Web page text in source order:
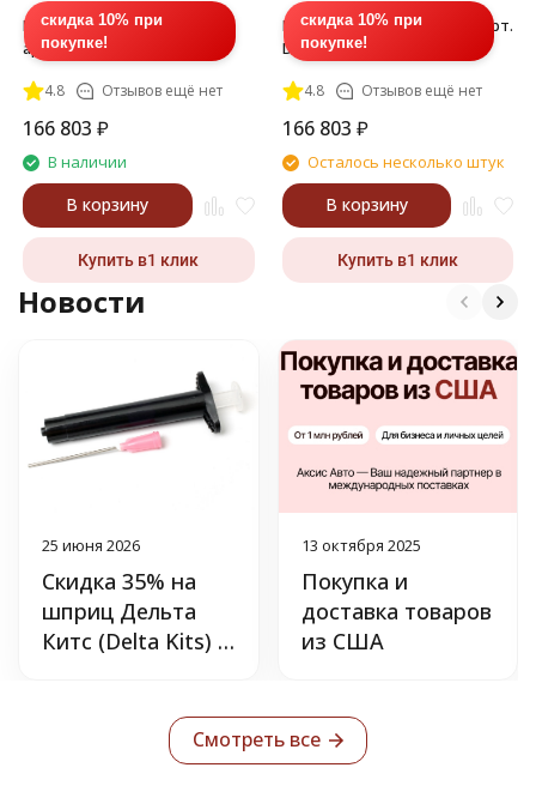
скидка 10% при
покупке!
Полимер ДМ (DM), 217, 1 л,
арт. DM-020L-217
4.8 Отзывов ещё нет
166 803 ₽
В наличии
В корзину
Купить в1 клик
скидка 10% при
покупке!
Полимер ДМ (DM) 219, 1 л, арт.
DM-010L-219
4.8 Отзывов ещё нет
166 803 ₽
Осталось несколько штук
В корзину
Купить в1 клик
Новости
25 июня 2026
Скидка 35% на
шприц Дельта
Китс (Delta Kits) с
13 октября 2025
Покупка и
доставка товаров
из США
Смотреть все